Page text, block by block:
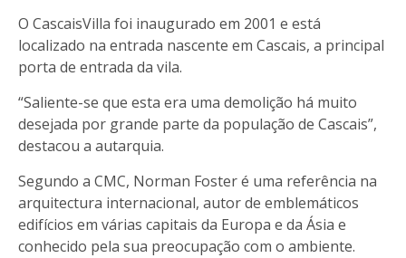
O CascaisVilla foi inaugurado em 2001 e está
localizado na entrada nascente em Cascais, a principal
porta de entrada da vila.
“Saliente-se que esta era uma demolição há muito
desejada por grande parte da população de Cascais”,
destacou a autarquia.
Segundo a CMC, Norman Foster é uma referência na
arquitectura internacional, autor de emblemáticos
edifícios em várias capitais da Europa e da Ásia e
conhecido pela sua preocupação com o ambiente.